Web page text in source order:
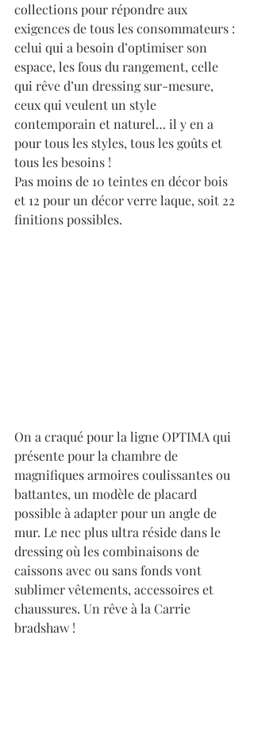
collections pour répondre aux
exigences de tous les consommateurs :
celui qui a besoin d’optimiser son
espace, les fous du rangement, celle
qui rêve d’un dressing sur-mesure,
ceux qui veulent un style
contemporain et naturel… il y en a
pour tous les styles, tous les goûts et
tous les besoins !
Pas moins de 10 teintes en décor bois
et 12 pour un décor verre laque, soit 22
finitions possibles.
On a craqué pour la ligne OPTIMA qui
présente pour la chambre de
magnifiques armoires coulissantes ou
battantes, un modèle de placard
possible à adapter pour un angle de
mur. Le nec plus ultra réside dans le
dressing où les combinaisons de
caissons avec ou sans fonds vont
sublimer vêtements, accessoires et
chaussures. Un rêve à la Carrie
bradshaw !